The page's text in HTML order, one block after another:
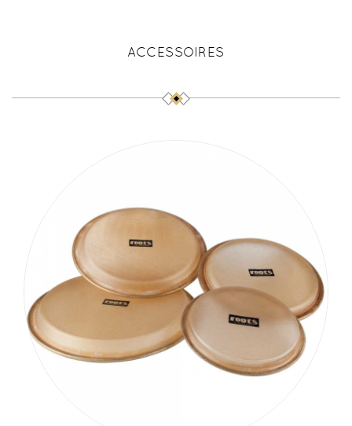
ACCESSOIRES